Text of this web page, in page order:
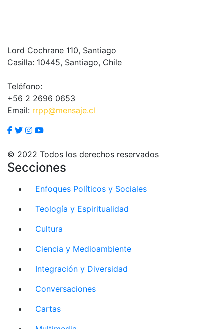
Lord Cochrane 110, Santiago
Casilla: 10445, Santiago, Chile
Teléfono:
+56 2 2696 0653
Email: rrpp@mensaje.cl
© 2022 Todos los derechos reservados
Secciones
Enfoques Políticos y Sociales
Teología y Espiritualidad
Cultura
Ciencia y Medioambiente
Integración y Diversidad
Conversaciones
Cartas